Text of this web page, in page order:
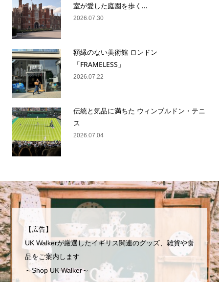
室が愛した庭園を歩く...
2026.07.30
額縁のない美術館 ロンドン
「FRAMELESS」
2026.07.22
伝統と気品に満ちた ウィンブルドン・テニ
ス
2026.07.04
【広告】
UK Walkerが厳選したイギリス関連のグッズ、雑貨や食
品をご案内します
～Shop UK Walker～